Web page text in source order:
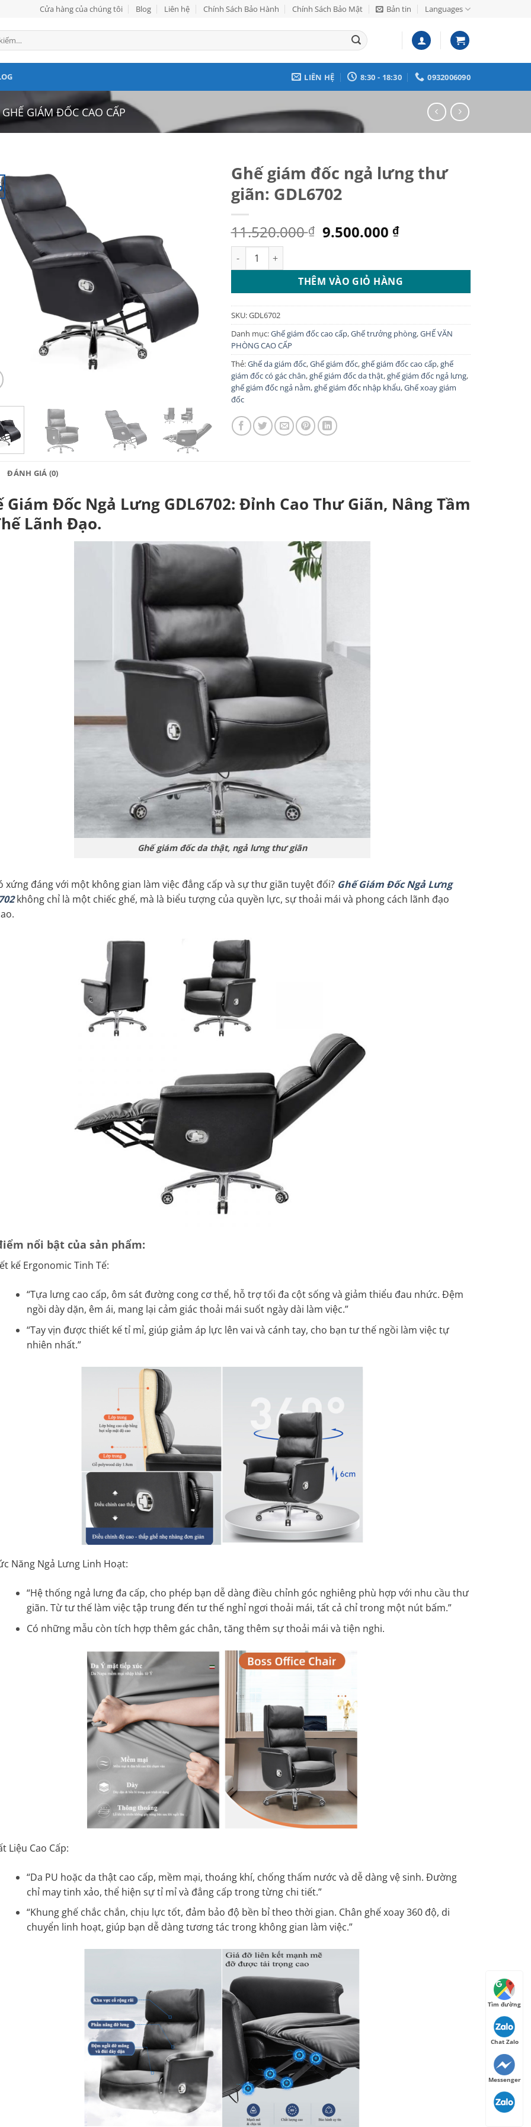
Cửa hàng của chúng tôi Blog Liên hệ Chính Sách Bảo Hành Chính Sách Bảo Mật Bản tin Languages
LIÊN HỆ 8:30 - 18:30 0932006090
GHẾ GIÁM ĐỐC CAO CẤP
Ghế giám đốc ngả lưng thư
giãn: GDL6702
11.520.000₫ Giá
11.520.000 ₫.
9.500.000 ₫Giá
là:
9.500.000 ₫.
Ghế giám đốc ngả lưng thư giãn: GDL6702 số lượng
THÊM VÀO GIỎ HÀNG
SKU:GDL6702
Danh mục:Ghế giám đốc cao cấp,Ghế trưởng phòng,GHẾ VĂN
PHÒNG CAO CẤP
Thẻ:Ghế da giám đốc,Ghế giám đốc,ghế giám đốc cao cấp,ghế
giám đốc có gác chân,ghế giám đốc da thật,ghế giám đốc ngả lưng,
ghế giám đốc ngả nằm,ghế giám đốc nhập khẩu,Ghế xoay giám
đốc
ĐÁNH GIÁ (0)
Giám Đốc Ngả Lưng GDL6702: Đỉnh Cao Thư Giãn, Nâng Tầm
Lãnh Đạo.
Ghế giám đốc da thật, ngả lưng thư giãn
xứng đáng với một không gian làm việc đẳng cấp và sự thư giãn tuyệt đối? Ghế Giám Đốc Ngả Lưng
không chỉ là một chiếc ghế, mà là biểu tượng của quyền lực, sự thoải mái và phong cách lãnh đạo
nổi bật của sản phẩm:
kế Ergonomic Tinh Tế:
“Tựa lưng cao cấp, ôm sát đường cong cơ thể, hỗ trợ tối đa cột sống và giảm thiểu đau nhức. Đệm
ngồi dày dặn, êm ái, mang lại cảm giác thoải mái suốt ngày dài làm việc.”
“Tay vịn được thiết kế tỉ mỉ, giúp giảm áp lực lên vai và cánh tay, cho bạn tư thế ngồi làm việc tự
nhiên nhất.”
Năng Ngả Lưng Linh Hoạt:
“Hệ thống ngả lưng đa cấp, cho phép bạn dễ dàng điều chỉnh góc nghiêng phù hợp với nhu cầu thư
giãn. Từ tư thế làm việc tập trung đến tư thế nghỉ ngơi thoải mái, tất cả chỉ trong một nút bấm.”
Có những mẫu còn tích hợp thêm gác chân, tăng thêm sự thoải mái và tiện nghi.
Liệu Cao Cấp:
“Da PU hoặc da thật cao cấp, mềm mại, thoáng khí, chống thấm nước và dễ dàng vệ sinh. Đường
chỉ may tinh xảo, thể hiện sự tỉ mỉ và đẳng cấp trong từng chi tiết.”
“Khung ghế chắc chắn, chịu lực tốt, đảm bảo độ bền bỉ theo thời gian. Chân ghế xoay 360 độ, di
chuyển linh hoạt, giúp bạn dễ dàng tương tác trong không gian làm việc.”
Tìm đường
Chat Zalo
Messenger